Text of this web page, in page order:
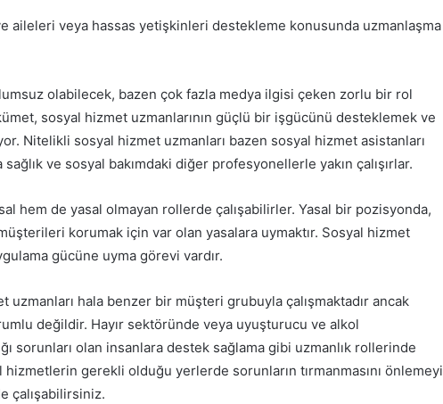
aileleri veya hassas yetişkinleri destekleme konusunda uzmanlaşma
olabilecek, bazen çok fazla medya ilgisi çeken zorlu bir rol
sosyal hizmet uzmanlarının güçlü bir işgücünü desteklemek ve
Nitelikli sosyal hizmet uzmanları bazen sosyal hizmet asistanları
ve sosyal bakımdaki diğer profesyonellerle yakın çalışırlar.
hem de yasal olmayan rollerde çalışabilirler. Yasal bir pozisyonda,
korumak için var olan yasalara uymaktır. Sosyal hizmet
gücüne uyma görevi vardır.
uzmanları hala benzer bir müşteri grubuyla çalışmaktadır ancak
değildir. Hayır sektöründe veya uyuşturucu ve alkol
sorunları olan insanlara destek sağlama gibi uzmanlık rollerinde
hizmetlerin gerekli olduğu yerlerde sorunların tırmanmasını önlemeyi
çalışabilirsiniz.